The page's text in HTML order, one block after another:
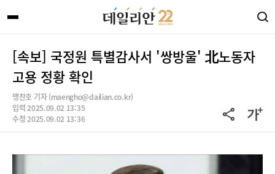
[속보] 국정원 특별감사서 '쌍방울' 北노동자
고용 정황 확인
맹찬호 기자 (maengho@dailian.co.kr)
입력 2025.09.02 13:35
수정 2025.09.02 13:36